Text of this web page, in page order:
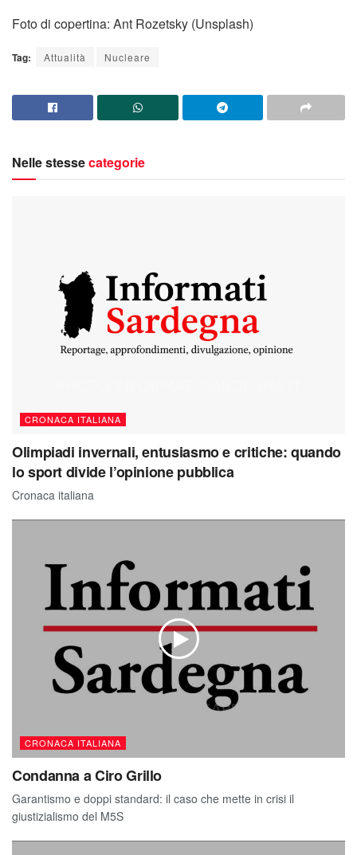
Foto di copertina: Ant Rozetsky (Unsplash)
Tag: Attualità Nucleare
Nelle stessecategorie
CRONACA ITALIANA
Olimpiadi invernali, entusiasmo e critiche: quando
lo sport divide l’opinione pubblica
Cronaca italiana
CRONACA ITALIANA
Condanna a Ciro Grillo
Garantismo e doppi standard: il caso che mette in crisi il
giustizialismo del M5S